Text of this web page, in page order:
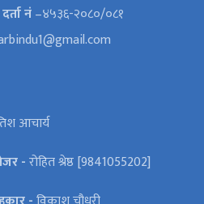
नं–४५३६-२०८०/०८१
आचार्य
-रोहित श्रेष्ठ [9841055202]